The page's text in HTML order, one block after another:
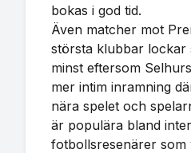
bokas i god tid.
Även matcher mot
största klubbar lockar
minst eftersom
mer intim inramning
nära spelet och
är populära bland
fotbollsresenärer som